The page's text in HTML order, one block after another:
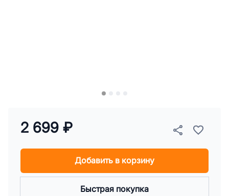
2 699 ₽
Добавить в корзину
Быстрая покупка